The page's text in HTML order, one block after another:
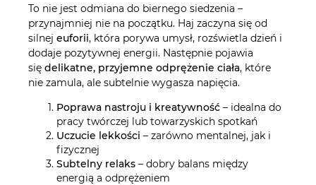
To nie jest odmiana do biernego siedzenia –
przynajmniej nie na początku. Haj zaczyna się od
silnej euforii, która porywa umysł, rozświetla dzień i
dodaje pozytywnej energii. Następnie pojawia
się delikatne, przyjemne odprężenie ciała, które
nie zamula, ale subtelnie wygasza napięcia.
Poprawa nastroju i kreatywność – idealna do
pracy twórczej lub towarzyskich spotkań
Uczucie lekkości – zarówno mentalnej, jak i
fizycznej
Subtelny relaks – dobry balans między
energią a odprężeniem